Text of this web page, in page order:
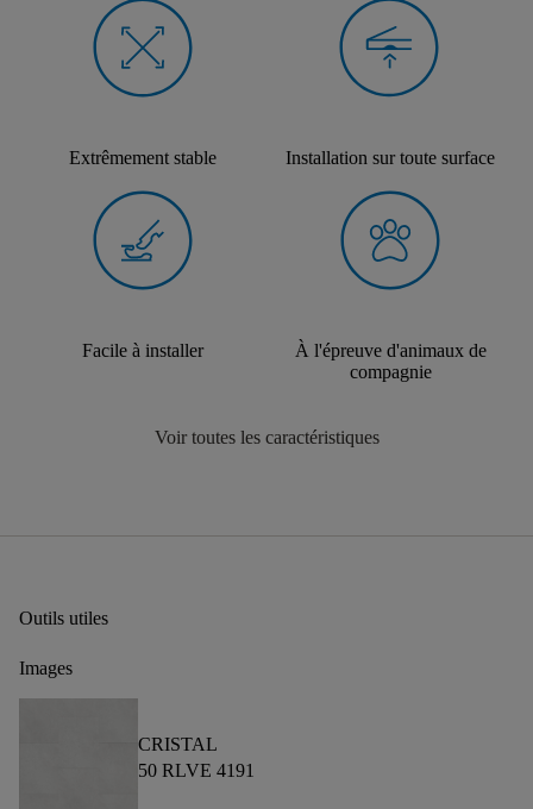
Extrêmement stable Installation sur toute surface
Facile à installer
À l'épreuve d'animaux de
compagnie
Voir toutes les caractéristiques
Outils utiles
Images
CRISTAL
50 RLVE 4191